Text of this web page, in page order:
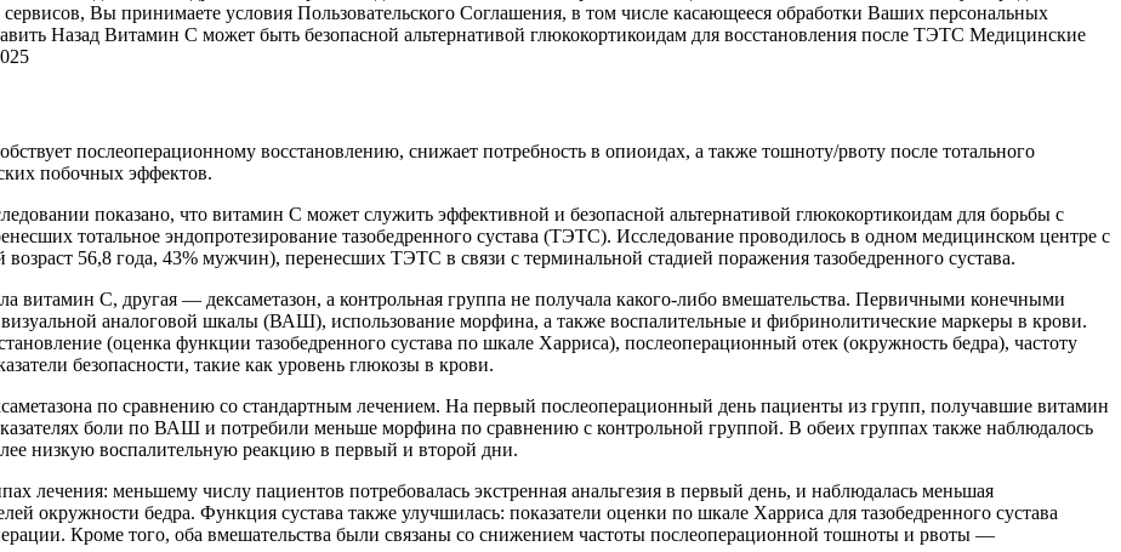
Вы принимаете условия Пользовательского Соглашения, в том числе касающееся обработки Ваших персональных
Назад Витамин С может быть безопасной альтернативой глюкокортикоидам для восстановления после ТЭТС Медицинские
послеоперационному восстановлению, снижает потребность в опиоидах, а также тошноту/рвоту после тотального
побочных эффектов.
показано, что витамин С может служить эффективной и безопасной альтернативой глюкокортикоидам для борьбы с
тотальное эндопротезирование тазобедренного сустава (ТЭТС). Исследование проводилось в одном медицинском центре с
56,8 года, 43% мужчин), перенесших ТЭТС в связи с терминальной стадией поражения тазобедренного сустава.
С, другая — дексаметазон, а контрольная группа не получала какого-либо вмешательства. Первичными конечными
аналоговой шкалы (ВАШ), использование морфина, а также воспалительные и фибринолитические маркеры в крови.
(оценка функции тазобедренного сустава по шкале Харриса), послеоперационный отек (окружность бедра), частоту
безопасности, такие как уровень глюкозы в крови.
по сравнению со стандартным лечением. На первый послеоперационный день пациенты из групп, получавшие витамин
боли по ВАШ и потребили меньше морфина по сравнению с контрольной группой. В обеих группах также наблюдалось
низкую воспалительную реакцию в первый и второй дни.
лечения: меньшему числу пациентов потребовалась экстренная анальгезия в первый день, и наблюдалась меньшая
окружности бедра. Функция сустава также улучшилась: показатели оценки по шкале Харриса для тазобедренного сустава
Кроме того, оба вмешательства были связаны со снижением частоты послеоперационной тошноты и рвоты —